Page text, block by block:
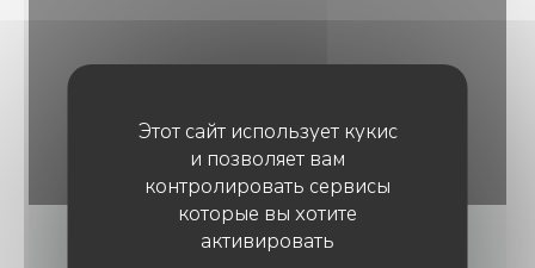
Этот сайт использует кукис
и позволяет вам
контролировать сервисы
которые вы хотите
активировать